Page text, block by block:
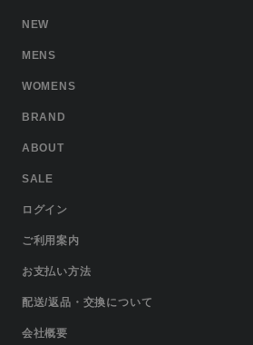
NEW
MENS
WOMENS
BRAND
ABOUT
SALE
ログイン
ご利用案内
お支払い方法
配送/返品・交換について
会社概要